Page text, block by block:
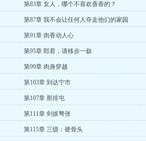
第83章 女人，哪个不喜欢香香的？
第87章 我不会让任何人夺走他们的家园
第91章 肉香动人心
第95章 郎君，请移步一叙
第99章 肉身穿越
第103章 到达宁市
第107章 那排屯
第111章 剑拔弩张
第115章 三级：硬骨头